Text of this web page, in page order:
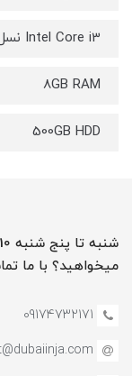
Intel Core i3 نسل 4
8GB RAM
500GB HDD
میخواهید؟ با ما
09174732171